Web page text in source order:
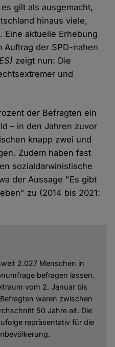
gilt als ausgemacht,
hinaus viele,
Eine aktuelle Erhebung
Auftrag der SPD-nahen
zeigt nun: Die
und
der Befragten ein
– in den Jahren zuvor
knapp zwei und
Zudem haben fast
sozialdarwinistische
der Aussage "Es gibt
zu (2014 bis 2021:
2.027 Menschen in
befragen lassen.
vom 2. Januar bis
waren zwischen
50 Jahre alt. Die
repräsentativ für die